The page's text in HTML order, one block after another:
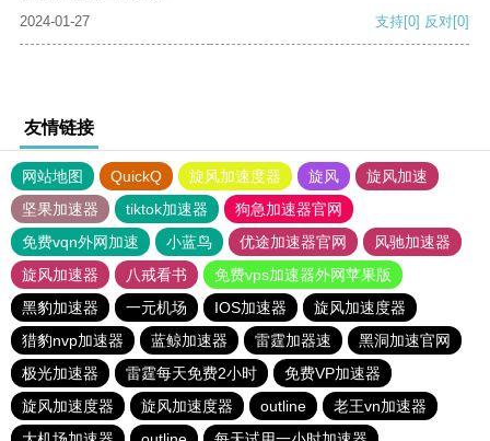
2024-01-27
支持[0] 反对[0]
友情链接
网站地图 QuickQ 旋风加速度器 旋风
旋风加速
坚果加速器
tiktok加速器
狗急加速器官网
免费vqn外网加速
小蓝鸟 优途加速器官网
风驰加速器
旋风加速器
八戒看书
免费vps加速器外网苹果版
黑豹加速器
一元机场 IOS加速器
旋风加速度器
猎豹nvp加速器
蓝鲸加速器 雷霆加器速
黑洞加速官网
极光加速器
雷霆每天免费2小时
免费VP加速器
旋风加速度器
旋风加速度器 outline
老王vn加速器